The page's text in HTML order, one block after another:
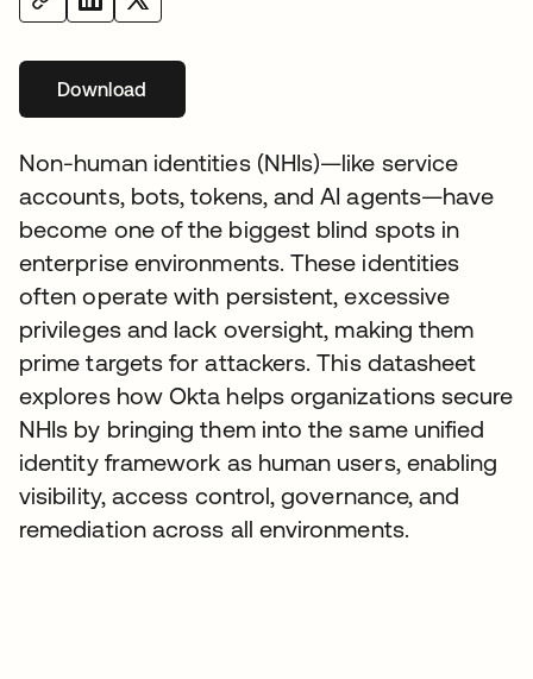
Download新しいタブで開く
Non-human identities (NHIs)—like service
accounts, bots, tokens, and AI agents—have
become one of the biggest blind spots in
enterprise environments. These identities
often operate with persistent, excessive
privileges and lack oversight, making them
prime targets for attackers. This datasheet
explores how Okta helps organizations secure
NHIs by bringing them into the same unified
identity framework as human users, enabling
visibility, access control, governance, and
remediation across all environments.